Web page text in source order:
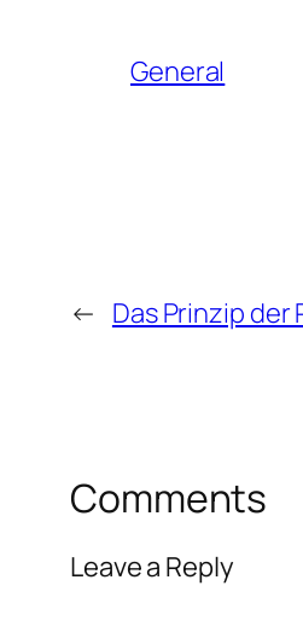
General
← Das Prinzip der
Comments
Leave a Reply